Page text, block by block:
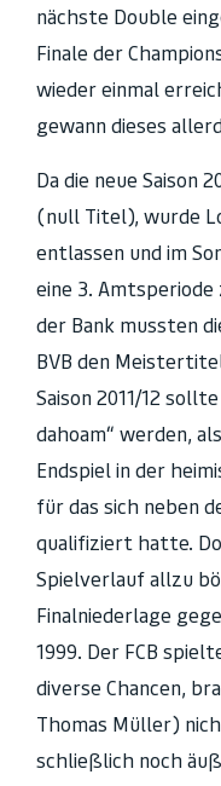
nächste Double
Finale der
wieder einmal
gewann dieses
Da die neue Saison
(null Titel), wurde
entlassen und im
eine 3.
der Bank mussten
BVB den
Saison 2011/12
dahoam“ werden,
Endspiel in der
für das sich neben
qualifiziert hatte.
Spielverlauf allzu
Finalniederlage
1999. Der FCB
diverse Chancen,
Thomas Müller)
schließlich noch